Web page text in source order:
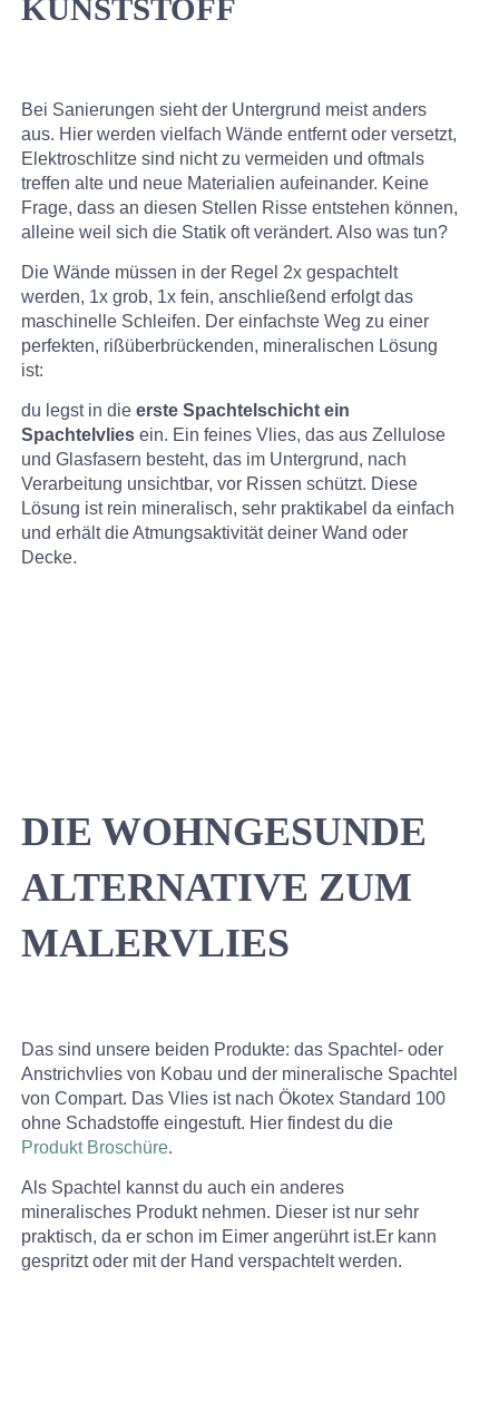
KUNSTSTOFF
Bei Sanierungen sieht der Untergrund meist anders
aus. Hier werden vielfach Wände entfernt oder versetzt,
Elektroschlitze sind nicht zu vermeiden und oftmals
treffen alte und neue Materialien aufeinander. Keine
Frage, dass an diesen Stellen Risse entstehen können,
alleine weil sich die Statik oft verändert. Also was tun?
Die Wände müssen in der Regel 2x gespachtelt
werden, 1x grob, 1x fein, anschließend erfolgt das
maschinelle Schleifen. Der einfachste Weg zu einer
perfekten, rißüberbrückenden, mineralischen Lösung
ist:
du legst in die erste Spachtelschicht ein
Spachtelvliesein. Ein feines Vlies, das aus Zellulose
und Glasfasern besteht, das im Untergrund, nach
Verarbeitung unsichtbar, vor Rissen schützt. Diese
Lösung ist rein mineralisch, sehr praktikabel da einfach
und erhält die Atmungsaktivität deiner Wand oder
Decke.
DIE WOHNGESUNDE
ALTERNATIVE ZUM
MALERVLIES
Das sind unsere beiden Produkte: das Spachtel- oder
Anstrichvlies von Kobau und der mineralische Spachtel
von Compart. Das Vlies ist nach Ökotex Standard 100
ohne Schadstoffe eingestuft. Hier findest du die
Produkt Broschüre.
Als Spachtel kannst du auch ein anderes
mineralisches Produkt nehmen. Dieser ist nur sehr
praktisch, da er schon im Eimer angerührt ist.Er kann
gespritzt oder mit der Hand verspachtelt werden.